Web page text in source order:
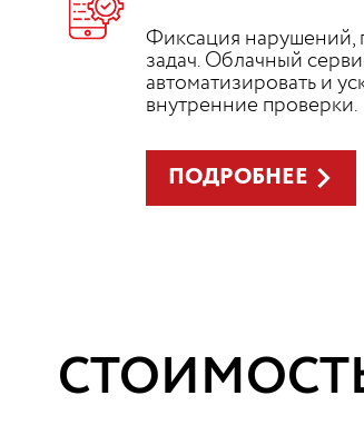
Фиксация нарушений,
задач. Облачный
автоматизировать и
внутренние проверки.
ПОДРОБНЕЕ